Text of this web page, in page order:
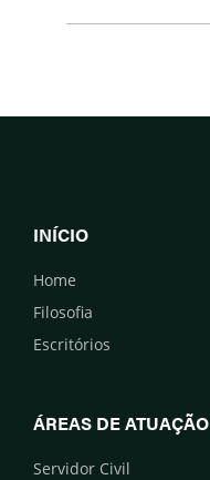
INÍCIO
Home
Filosofia
Escritórios
ÁREAS DE ATUAÇÃO
Servidor Civil